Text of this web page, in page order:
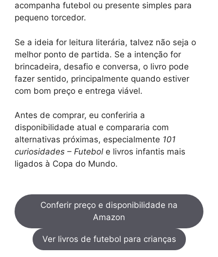
acompanha futebol ou presente simples para
pequeno torcedor.
Se a ideia for leitura literária, talvez não seja o
melhor ponto de partida. Se a intenção for
brincadeira, desafio e conversa, o livro pode
fazer sentido, principalmente quando estiver
com bom preço e entrega viável.
Antes de comprar, eu conferiria a
disponibilidade atual e compararia com
alternativas próximas, especialmente 101
curiosidades – Futebol e livros infantis mais
ligados à Copa do Mundo.
Conferir preço e disponibilidade na
Amazon
Ver livros de futebol para crianças